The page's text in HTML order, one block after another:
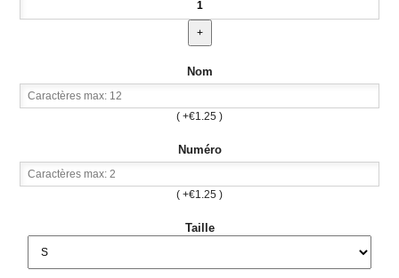
Nom
( +€1.25 )
Numéro
( +€1.25 )
Taille